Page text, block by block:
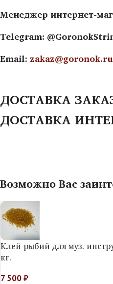
Менеджер интернет-
Telegram:
Email: zakaz@goronok.ru
ДОСТАВКА
ДОСТАВКА
Возможно Вас
Клей рыбий для муз.
кг.
7 500₽